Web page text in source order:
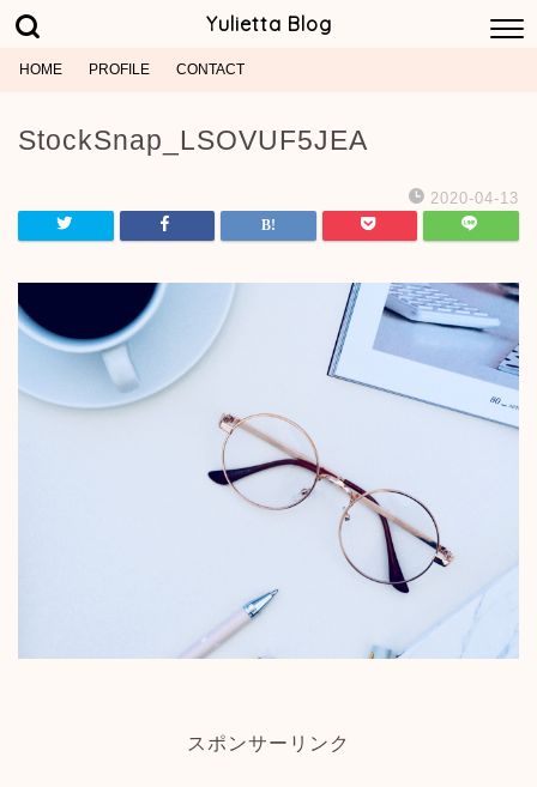
Yulietta Blog
HOME PROFILE CONTACT
StockSnap_LSOVUF5JEA
2020-04-13
スポンサーリンク